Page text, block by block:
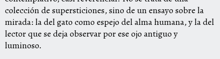
colección de supersticiones, sino de un ensayo sobre la
mirada: la del gato como espejo del alma humana, y la del
lector que se deja observar por ese ojo antiguo y
luminoso.